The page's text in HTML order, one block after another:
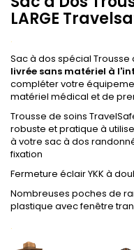
LARGE
.
Sac à dos spécial
livrée sans matériel à
compléter votre
matériel médical et de
Trousse de soins
robuste et pratique à
à votre sac à dos
fixation
Fermeture éclair YKK à
Nombreuses poches de
plastique avec fenêtre
.